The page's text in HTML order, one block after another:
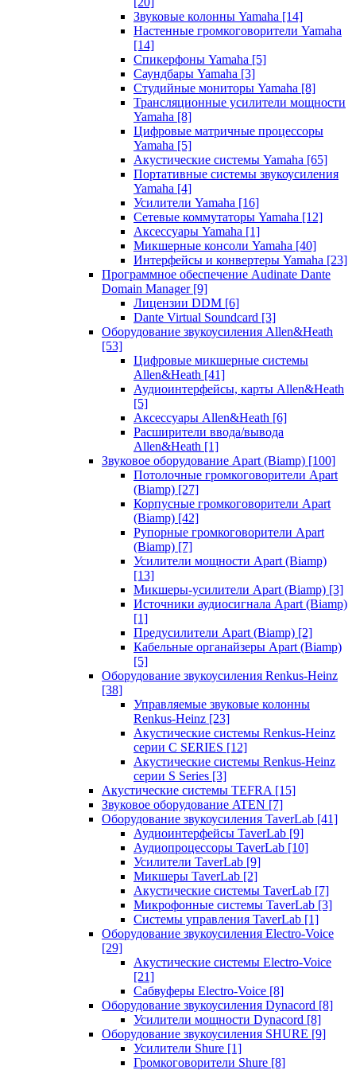
Звуковые колонны Yamaha [14]
Настенные громкоговорители Yamaha
[14]
Спикерфоны Yamaha [5]
Саундбары Yamaha [3]
Студийные мониторы Yamaha [8]
Трансляционные усилители мощности
Yamaha [8]
Цифровые матричные процессоры
Yamaha [5]
Акустические системы Yamaha [65]
Портативные системы звукоусиления
Yamaha [4]
Усилители Yamaha [16]
Сетевые коммутаторы Yamaha [12]
Аксессуары Yamaha [1]
Микшерные консоли Yamaha [40]
Интерфейсы и конвертеры Yamaha [23]
Программное обеспечение Audinate Dante
Domain Manager [9]
Лицензии DDM [6]
Dante Virtual Soundcard [3]
Оборудование звукоусиления Allen&Heath
[53]
Цифровые микшерные системы
Allen&Heath [41]
Аудиоинтерфейсы, карты Allen&Heath
[5]
Аксессуары Allen&Heath [6]
Расширители ввода/вывода
Allen&Heath [1]
Звуковое оборудование Apart (Biamp) [100]
Потолочные громкоговорители Apart
(Biamp) [27]
Корпусные громкоговорители Apart
(Biamp) [42]
Рупорные громкоговорители Apart
(Biamp) [7]
Усилители мощности Apart (Biamp)
[13]
Микшеры-усилители Apart (Biamp) [3]
Источники аудиосигнала Apart (Biamp)
[1]
Предусилители Apart (Biamp) [2]
Кабельные органайзеры Apart (Biamp)
[5]
Оборудование звукоусиления Renkus-Heinz
[38]
Управляемые звуковые колонны
Renkus-Heinz [23]
Акустические системы Renkus-Heinz
серии C SERIES [12]
Акустические системы Renkus-Heinz
серии S Series [3]
Акустические системы TEFRA [15]
Звуковое оборудование ATEN [7]
Оборудование звукоусиления TaverLab [41]
Аудиоинтерфейсы TaverLab [9]
Аудиопроцессоры TaverLab [10]
Усилители TaverLab [9]
Микшеры TaverLab [2]
Акустические системы TaverLab [7]
Микрофонные системы TaverLab [3]
Системы управления TaverLab [1]
Оборудование звукоусиления Electro-Voice
[29]
Акустические системы Electro-Voice
[21]
Сабвуферы Electro-Voice [8]
Оборудование звукоусиления Dynacord [8]
Усилители мощности Dynacord [8]
Оборудование звукоусиления SHURE [9]
Усилители Shure [1]
Громкоговорители Shure [8]